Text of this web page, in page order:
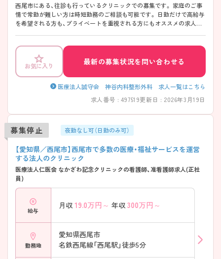
西尾市にある、往診も行っているクリニックでの募集です。 家庭のご事
情で常勤が難しい方は時短勤務のご相談も可能です。 日勤だけで高給与
を希望される方も、プライベートを重視される方にもオススメの求人と
お気に入り 最新の募集状況を問い合わせる
医療法人誠守会 神谷内科整形外科 求人一覧はこちら
求人番号 : 497519更新日 : 2026年3月19日
募集停止 夜勤なし可（日勤のみ可）
【愛知県／西尾市】西尾市で多数の医療・福祉サービスを運営
する法人のクリニック
医療法人仁医会 なかざわ記念クリニックの看護師、准看護師求人(正社
員)
給与
月収 19.0万円～ 年収 300万円～
勤務地
愛知県西尾市
名鉄西尾線「西尾駅」徒歩5分